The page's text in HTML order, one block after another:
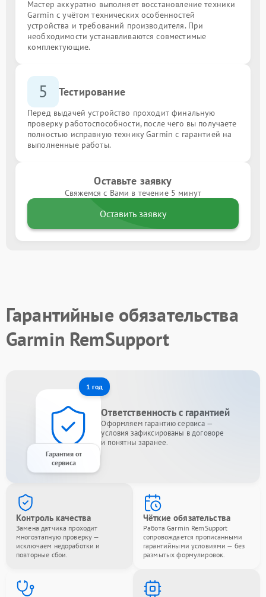
Мастер аккуратно выполняет восстановление техники
Garmin с учётом технических особенностей
устройства и требований производителя. При
необходимости устанавливаются совместимые
комплектующие.
5 Тестирование
Перед выдачей устройство проходит финальную
проверку работоспособности, после чего вы получаете
полностью исправную технику Garmin с гарантией на
выполненные работы.
Оставьте заявку
Свяжемся с Вами в течение 5 минут
Оставить заявку
Гарантийные обязательства
Garmin RemSupport
1 год
Гарантия от
сервиса
Ответственность с гарантией
Оформляем гарантию сервиса —
условия зафиксированы в договоре
и понятны заранее.
Контроль качества
Замена датчика проходит
многоэтапную проверку —
исключаем недоработки и
повторные сбои.
Чёткие обязательства
Работа Garmin RemSupport
сопровождается прописанными
гарантийными условиями — без
размытых формулировок.